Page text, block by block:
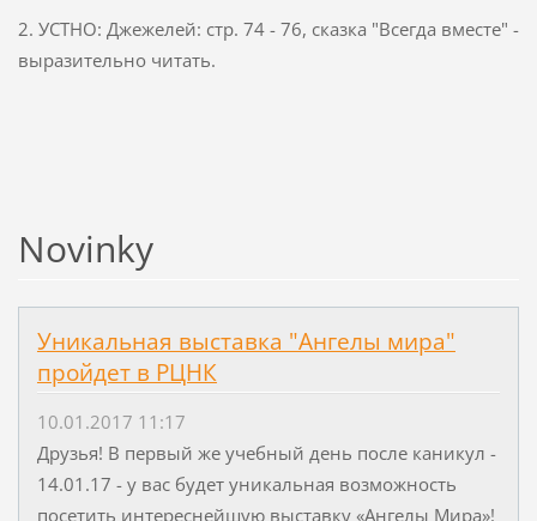
2. УСТНО: Джежелей: стр. 74 - 76, сказка "Всегда вместе" -
выразительно читать.
Novinky
Уникальная выставка "Ангелы мира"
пройдет в РЦНК
10.01.2017 11:17
Друзья! В первый же учебный день после каникул -
14.01.17 - у вас будет уникальная возможность
посетить интереснейшую выставку «Ангелы Мира»!